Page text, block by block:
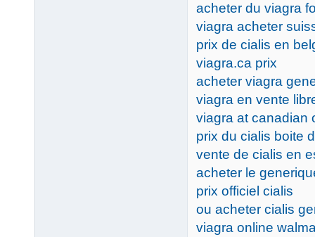
acheter du viagra
viagra acheter
prix de cialis en
viagra.ca prix
acheter viagra
viagra en vente
viagra at canadian
prix du cialis boite
vente de cialis en
acheter le
prix officiel cialis
ou acheter cialis
viagra online